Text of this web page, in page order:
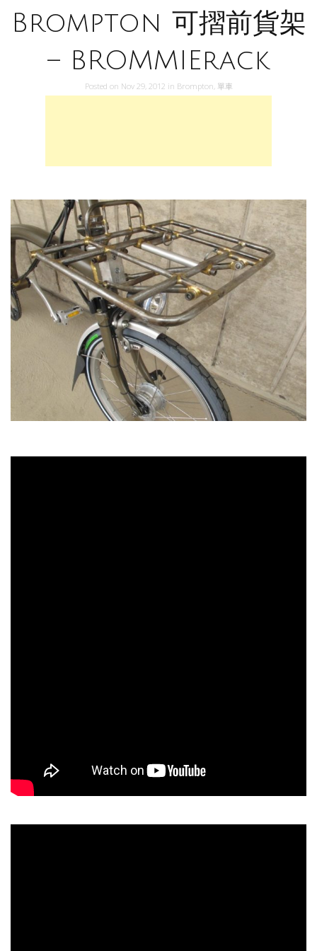
Brompton 可摺前貨架
– BROMMIErack
Posted on Nov 29, 2012 in Brompton 單車